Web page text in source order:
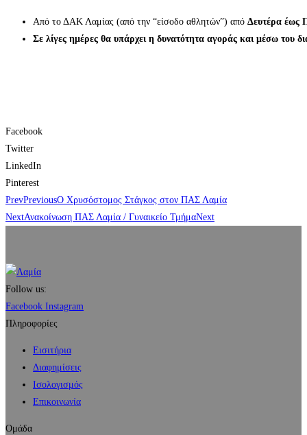
Από το ΔΑΚ Λαμίας (από την “είσοδο αθλητών”) από Δευτέρα έως
Σε λίγες ημέρες θα υπάρχει η δυνατότητα αγοράς και μέσω του
Facebook
Twitter
LinkedIn
Pinterest
PrevPreviousΟ Χρυσόστομος Στάγκος στον ΠΑΣ Λαμία
NextΑνακοίνωση ΠΑΣ Λαμία / Γυναικείο ΤμήμαNext
Follow us:
Facebook Instagram
Πληροφορίες
Εισιτήρια
Διαφημίσεις
Ισολογισμός
Επικοινωνία
Ομάδα